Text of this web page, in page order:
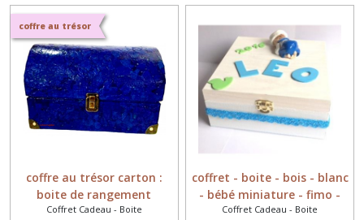
coffre au trésor
coffre au trésor carton :
boite de rangement
Coffret Cadeau - Boite
coffret - boite - bois - blanc
- bébé miniature - fimo -
souvenirs bébé -
Coffret Cadeau - Boite
Mobile
(25)
Tirelire
(6)
Berceau